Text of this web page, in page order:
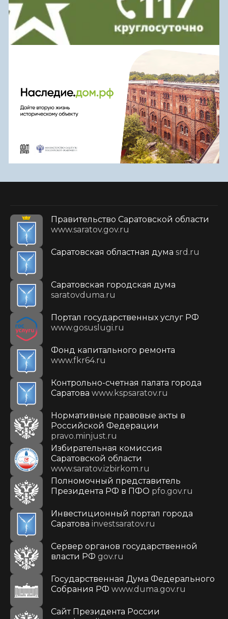
Правительство Саратовской области
www.saratov.gov.ru
Саратовская областная дума srd.ru
Саратовская городская дума
saratovduma.ru
Портал государственных услуг РФ
www.gosuslugi.ru
Фонд капитального ремонта
www.fkr64.ru
Контрольно-счетная палата города
Саратова www.kspsaratov.ru
Нормативные правовые акты в
Российской Федерации
pravo.minjust.ru
Избирательная комиссия
Саратовской области
www.saratov.izbirkom.ru
Полномочный представитель
Президента РФ в ПФО pfo.gov.ru
Инвестиционный портал города
Саратова investsaratov.ru
Сервер органов государственной
власти РФ gov.ru
Государственная Дума Федерального
Собрания РФ www.duma.gov.ru
Cайт Президента России